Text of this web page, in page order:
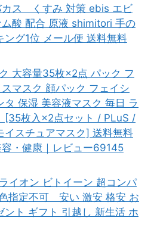
ス くすみ 対策 ebis エビ
酸 配合 原液 shimitori 手の
ング1位 メール便 送料無料
大容量35枚×2点 パック フ
マスク 顔パック フェイシ
タ 保湿 美容液マスク 毎日 ラ
[35枚入×2点セット / PLuS /
イスチュアマスク] 送料無料
・健康｜レビュー69145
イオン ビトイーン 超コンパ
指定不可 安い 激安 格安 お
ント ギフト 引越し 新生活 ホ